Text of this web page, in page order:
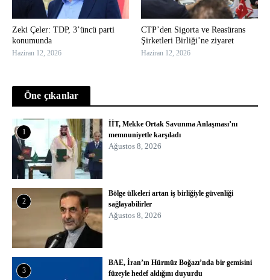
Zeki Çeler: TDP, 3’üncü parti
konumunda
Haziran 12, 2026
CTP’den Sigorta ve Reasürans
Şirketleri Birliği’ne ziyaret
Haziran 12, 2026
Öne çıkanlar
1
İİT, Mekke Ortak Savunma Anlaşması’nı
memnuniyetle karşıladı
Ağustos 8, 2026
2
Bölge ülkeleri artan iş birliğiyle güvenliği
sağlayabilirler
Ağustos 8, 2026
3
BAE, İran’ın Hürmüz Boğazı’nda bir gemisini
füzeyle hedef aldığını duyurdu